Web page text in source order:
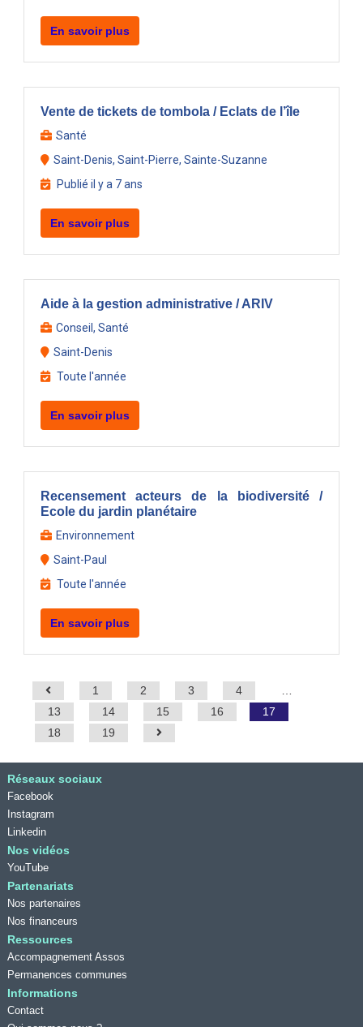
En savoir plus
Vente de tickets de tombola / Eclats de l’île
Santé
Saint-Denis, Saint-Pierre, Sainte-Suzanne
Publié il y a 7 ans
En savoir plus
Aide à la gestion administrative / ARIV
Conseil, Santé
Saint-Denis
Toute l'année
En savoir plus
Recensement acteurs de la biodiversité /
Ecole du jardin planétaire
Environnement
Saint-Paul
Toute l'année
En savoir plus
1 2 3 4
13
14 15 16
17
18
19
Réseaux sociaux
Facebook
Instagram
Linkedin
Nos vidéos
YouTube
Partenariats
Nos partenaires
Nos financeurs
Ressources
Accompagnement Assos
Permanences communes
Informations
Contact